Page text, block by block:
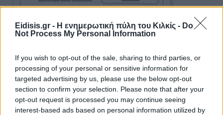
Eidisis.gr - Η ενημερωτική πύλη του Κιλκίς - Do
Not Process My Personal Information
If you wish to opt-out of the sale, sharing to third parties, or
processing of your personal or sensitive information for
targeted advertising by us, please use the below opt-out
section to confirm your selection. Please note that after your
opt-out request is processed you may continue seeing
interest-based ads based on personal information utilized by